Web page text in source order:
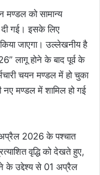
मण्डल को सामान्य
गई। इसके लिए
जाएगा। उल्लेखनीय है
लागू होने के बाद पूर्व के
चयन मण्डल में हो चुका
नए मण्डल में शामिल हो गई
अप्रैल 2026 के पश्चात
वृद्धि को देखते हुए,
के उद्देश्य से 01 अप्रैल